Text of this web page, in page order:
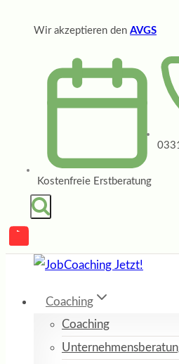
Wir akzeptieren den AVGS
Kostenfreie Erstberatung
Coaching
Coaching